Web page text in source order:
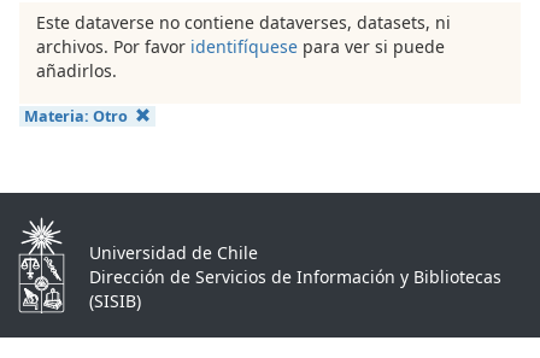
Este dataverse no contiene dataverses, datasets, ni
archivos. Por favor identifíquese para ver si puede
añadirlos.
Materia: Otro
Universidad de Chile
Dirección de Servicios de Información y Bibliotecas
(SISIB)